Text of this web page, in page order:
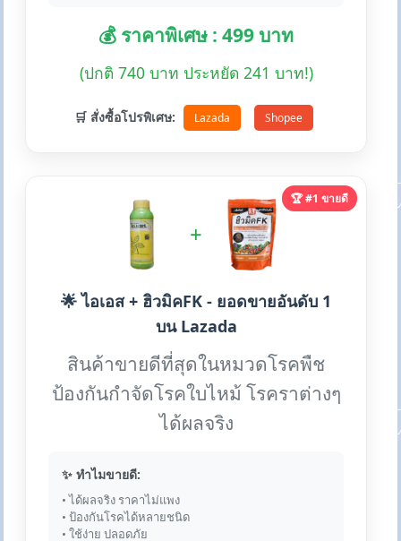
💰 ราคาพิเศษ : 499 บาท
(ปกติ 740 บาท ประหยัด 241 บาท!)
🛒 สั่งซื้อโปรพิเศษ: Lazada Shopee
🏆 #1 ขายดี
+
🌟 ไอเอส + ฮิวมิคFK - ยอดขายอันดับ 1
บน Lazada
สินค้าขายดีที่สุดในหมวดโรคพืช
ป้องกันกำจัดโรคใบไหม้ โรคราต่างๆ
ได้ผลจริง
✨ ทำไมขายดี:
• ได้ผลจริง ราคาไม่แพง
• ป้องกันโรคได้หลายชนิด
• ใช้ง่าย ปลอดภัย